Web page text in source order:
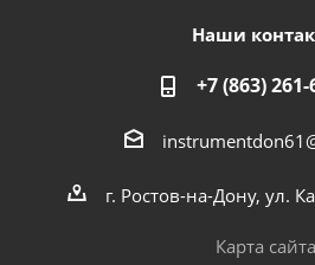
Наши
+7 (863) 261-
г. Ростов-на-Дону, ул.
Карта сайта